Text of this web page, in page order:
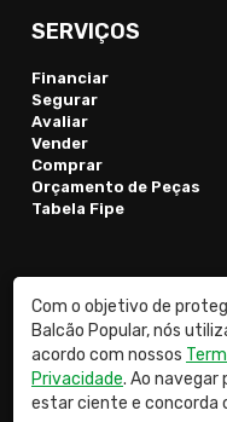
SERVIÇOS
Financiar
Segurar
Avaliar
Vender
Comprar
Orçamento de Peças
Tabela Fipe
Com o objetivo de
Balcão Popular, nós
acordo com nossos
Privacidade. Ao navegar
estar ciente e concorda